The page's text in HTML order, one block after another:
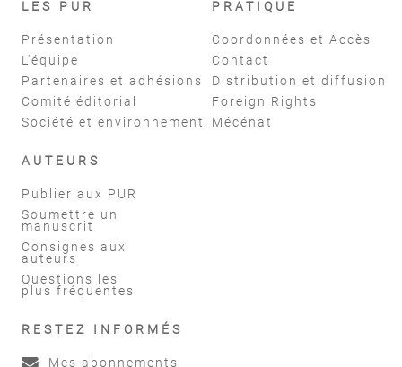
LES PUR
Présentation
L'équipe
Partenaires et adhésions
Comité éditorial
Société et environnement
PRATIQUE
Coordonnées et Accès
Contact
Distribution et diffusion
Foreign Rights
Mécénat
AUTEURS
Publier aux PUR
Soumettre un
manuscrit
Consignes aux
auteurs
Questions les
plus fréquentes
RESTEZ INFORMÉS
Mes abonnements